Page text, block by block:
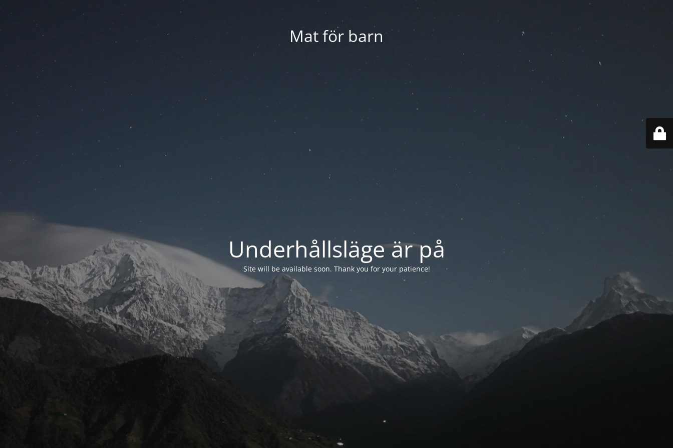
Mat för barn
Underhållsläge är på
Site will be available soon. Thank you for your patience!